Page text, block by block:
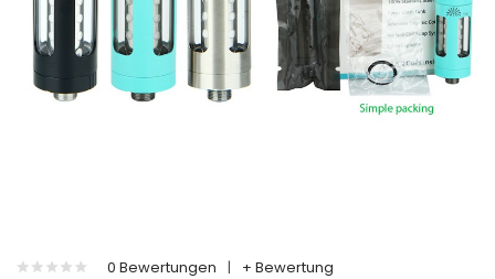
0 Bewertungen | + Bewertung